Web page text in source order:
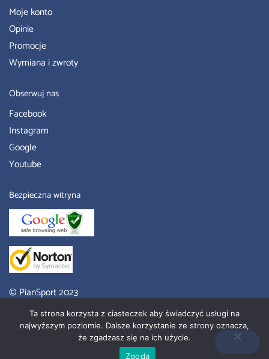
Moje konto
Opinie
Promocje
Wymiana i zwroty
Obserwuj nas
Facebook
Instagram
Google
Youtube
Bezpieczna witryna
© PianSport 2023
Piansport Sklep – place zabaw Poznań, wyroby z pianki, meble
przedszkolne.
Strona wykonana przez Bren Shop Anna Brendel
Ta strona korzysta z ciasteczek aby świadczyć usługi na
najwyższym poziomie. Dalsze korzystanie ze strony oznacza,
że zgadzasz się na ich użycie.
Zgoda